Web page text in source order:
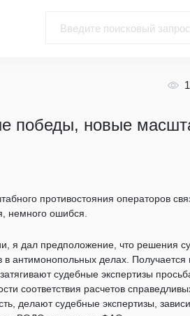
победы, новые
противостояния операторов
немного ошибся.
я дал предположение, что решения
антимонопольных делах. Получается
судебные экспертизы
соответствия расчетов
делают судебные экспертизы,